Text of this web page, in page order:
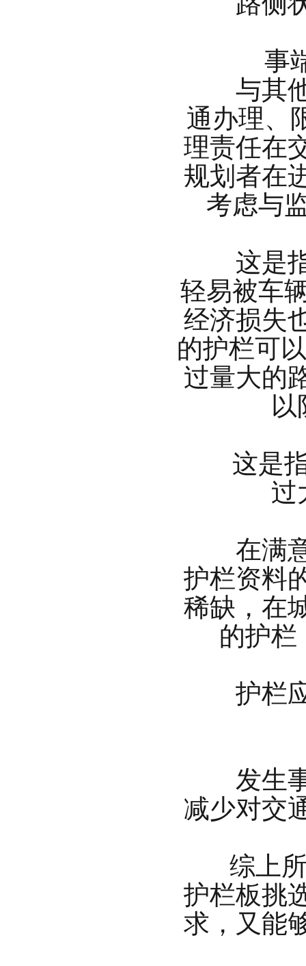
事端
与其他
通办理、
理责任在
规划者在
考虑与
这是指
轻易被车
经济损失
的护栏可
过量大的
以
这是指
过
在满意
护栏资料
稀缺，在
的护栏
护栏应
发生事
减少对交
综上所
护栏板挑
求，又能